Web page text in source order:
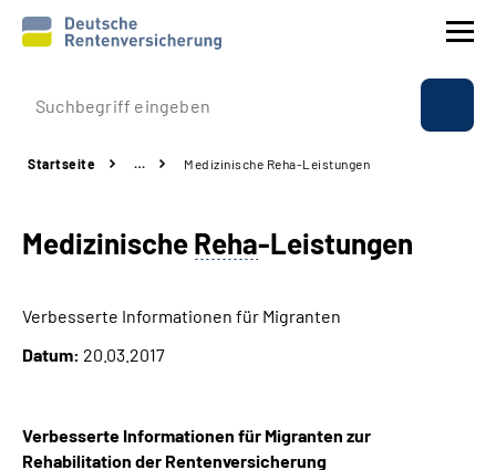
Prävention
Rente
Beratung & Kontakt
Experten
Über uns & Presse
Startseite … Medizinische Reha-Leistungen
MedizinischeReha-Leistungen
Verbesserte Informationen für Migranten
Datum: 20.03.2017
Verbesserte Informationen für Migranten zur
Rehabilitation der Rentenversicherung